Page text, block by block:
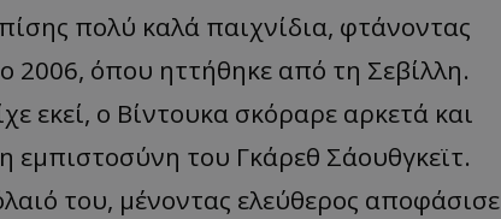
πολύ καλά παιχνίδια, φτάνοντας
2006, όπου ηττήθηκε από τη Σεβίλλη.
εκεί, ο Βίντουκα σκόραρε αρκετά και
του Γκάρεθ Σάουθγκεϊτ.
του, μένοντας ελεύθερος αποφάσισε